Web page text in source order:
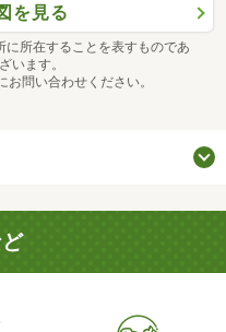
を見る
所在することを表すものであ
います。
問い合わせください。